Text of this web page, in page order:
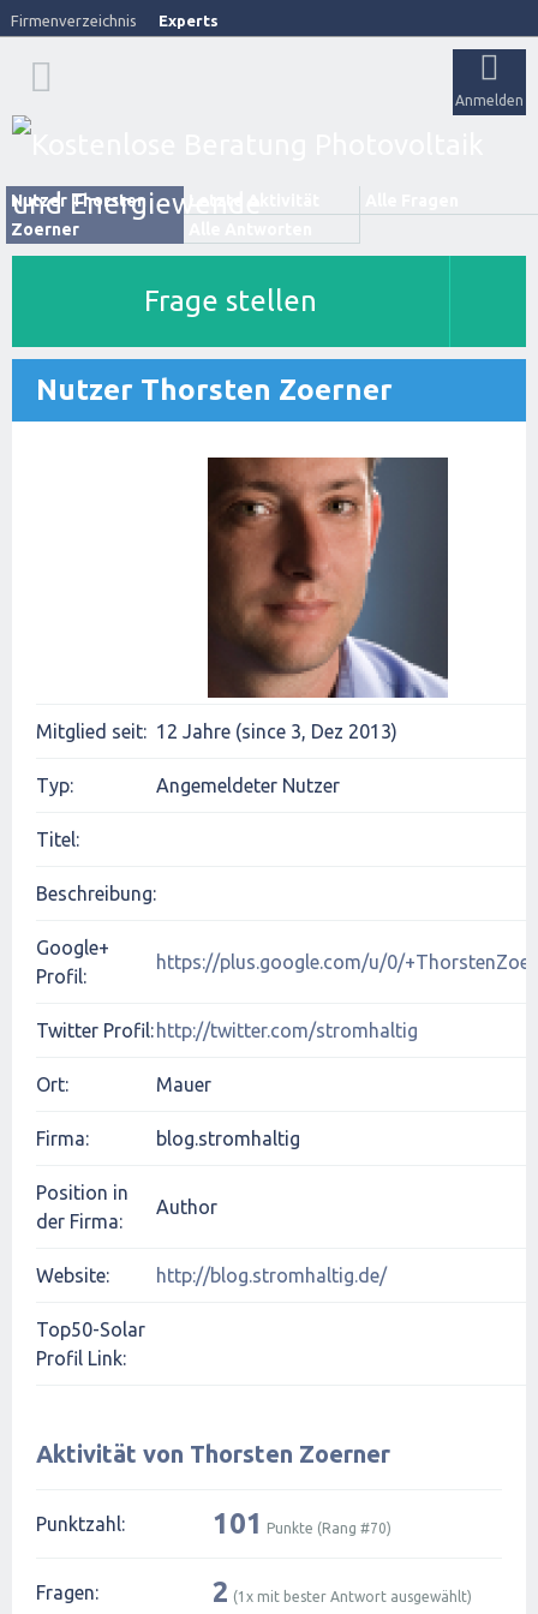
Firmenverzeichnis Experts
Anmelden
Nutzer Thorsten
Zoerner
Frage stellen
Nutzer Thorsten Zoerner
Mitglied seit: 12 Jahre (since 3, Dez 2013)
Typ: Angemeldeter Nutzer
Titel:
Beschreibung:
Google+
Profil:
https://plus.google.com/u/0/
Twitter Profil: http://twitter.com/stromhaltig
Ort: Mauer
Firma: blog.stromhaltig
Position in
der Firma:
Author
Website: http://blog.stromhaltig.de/
Top50-Solar
Profil Link:
Aktivität von Thorsten Zoerner
Punktzahl: 101 Punkte (Rang #70)
Fragen: 2 (1 x mit bester Antwort ausgewählt)